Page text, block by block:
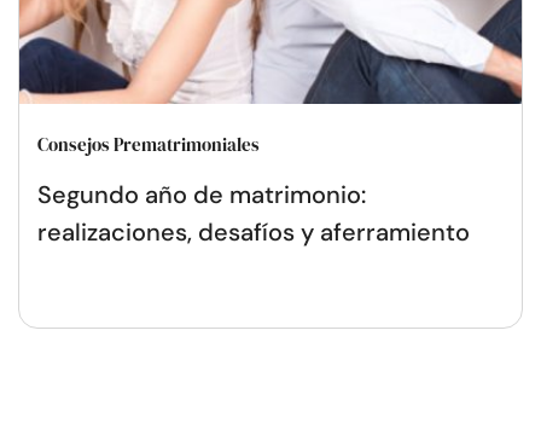
Consejos Prematrimoniales
Segundo año de matrimonio:
realizaciones, desafíos y aferramiento